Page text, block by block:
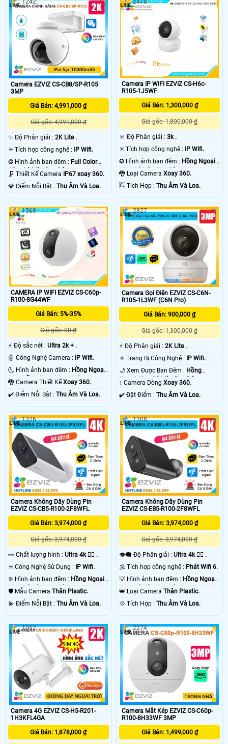
Camera EZVIZ CS-CB8/SP-R105
3MP
Giá Bán: 4,991,000 ₫
Giá gốc: 4,991,000 ₫
✨ Độ Phân giải : 2K Lite .
✳️ Tích hợp công nghệ : IP Wifi.
❂ Hình ảnh ban đêm : Full Color
15m Có Màu Ban Ðêm.
🗜️ Thiết Kế Camera IP67 xoay 360.
️💎 Điểm Nỗi Bật : Thu Âm Và Loa.
1242
Camera IP WIFI EZVIZ CS-H6c-
R105-1J5WF
Giá Bán: 1,300,000 ₫
Giá gốc: 1,800,000 ₫
🔆 Độ Phân giải :3k .
✳️ Tích hợp công nghệ : IP Wifi.
✪ Hình ảnh ban đêm : Hồng Ngoại
10m Có Màu Ban Ðêm.
🐉️ Loại CameraXoay 360.
️🆑 Tích Hợp :Thu Âm Và Loa.
2478
CAMERA IP WIFI EZVIZ CS-C60p-
R100-8G44WF
Giá Bán: 5%-35%
Giá gốc: 00 ₫
️⚡ Độ sắc nét : Ultra 2k + .
🤖️ Công Nghệ Camera :
IP Wifi.
🌜 Hình ảnh ban đêm : Hồng Ngoại
10m Hồng Ngoại Smart IR.
🐉️ Camera Thiết Kế Xoay 360.
️✔️ Điểm Nỗi Bật : Thu Âm Và Loa.
1569
Camera Gọi Điện EZVIZ CS-C6N-
R105-1L3WF (C6N Pro)
Giá Bán: 900,000 ₫
Giá gốc: 1,300,000 ₫
️⚡ Độ Phân giải :2K Lite .
⚛️ Trang Bị Công Nghệ :
IP Wifi.
🌙 Xem Được Ban Đêm : Hồng
Ngoại 10m Có Màu Ban Ðêm.
↕️ Camera DòngXoay 360.
️✔️ Đặt Điểm :Thu Âm Và Loa.
2827
Camera Không Dây Dùng Pin
EZVIZ CS-CB5-R100-2F8WFL
Giá Bán: 3,974,000 ₫
Giá gốc: 3,974,000 ₫
️👀 Chất lượng hình : Ultra 4k 👍🏾 .
✳️ Công Nghệ Sử Dụng :
IP Wifi.
❈ Hình ảnh ban đêm : Hồng Ngoại
15m Có Màu Ban Ðêm.
🛡 Mẫu Camera Thân Plastic.
️💫 Điểm Nỗi Bật : Thu Âm Và Loa.
1326
Camera Không Dây Dùng Pin
EZVIZ CS-EB5-R100-2F8WFL
Giá Bán: 3,974,000 ₫
Giá gốc: 3,974,000 ₫
👁️‍🗨 Độ Phân giải :Ultra 4k 👍🏾 .
🕉️ Tích hợp công nghệ : Phát Wifi 6.
💡 Hình ảnh ban đêm : Hồng Ngoại
15m Có Màu Ban Ðêm.
👑 Loại CameraThân Plastic.
️💠 Tích Hợp :Thu Âm Và Loa.
1308
Camera 4G EZVIZ CS-H5-R201-
1H3KFL4GA
Giá Bán: 1,878,000 ₫
1052
Camera Mắt Kép EZVIZ CS-C60p-
R100-8H33WF 3MP
Giá Bán: 1,499,000 ₫
2274